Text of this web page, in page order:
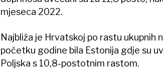
mjeseca 2022.
Najbliža je Hrvatskoj po rastu ukupnih
početku godine bila Estonija gdje su
Poljska s 10,8-postotnim rastom.